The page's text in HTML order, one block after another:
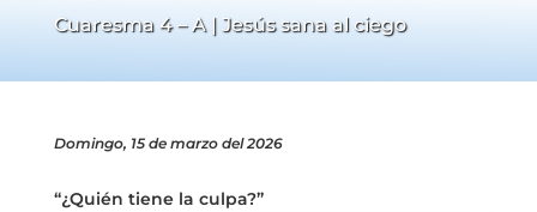
Cuaresma 4 – A | Jesús sana al ciego
Domingo, 15 de marzo del 2026
“¿Quién tiene la culpa?”